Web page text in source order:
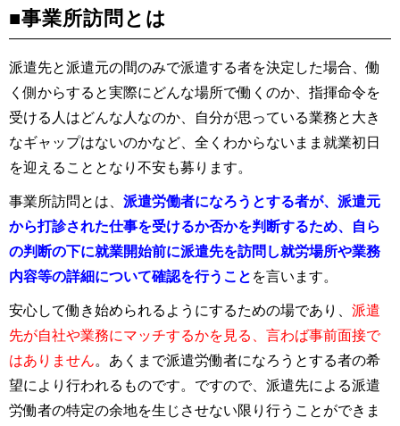
■事業所訪問とは
派遣先と派遣元の間のみで派遣する者を決定した場合、働
く側からすると実際にどんな場所で働くのか、指揮命令を
受ける人はどんな人なのか、自分が思っている業務と大き
なギャップはないのかなど、全くわからないまま就業初日
を迎えることとなり不安も募ります。
事業所訪問とは、 派遣労働者になろうとする者が、派遣元
から打診された仕事を受けるか否かを判断するため、自ら
の判断の下に就業開始前に派遣先を訪問し就労場所や業務
内容等の詳細について確認を行うこと を言います。
安心して働き始められるようにするための場であり、 派遣
先が自社や業務にマッチするかを見る、言わば事前面接で
はありません。あくまで派遣労働者になろうとする者の希
望により行われるものです。ですので、派遣先による派遣
労働者の特定の余地を生じさせない限り行うことができま